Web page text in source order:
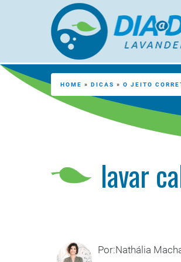
lavar
HOME » DICAS » O JEITO
Por:Nathália